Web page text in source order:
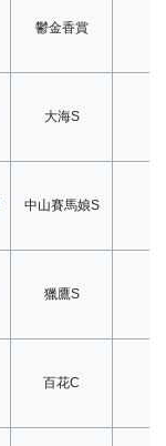
鬱金香賞
大海S
中山賽馬娘S
獵鷹S
百花C